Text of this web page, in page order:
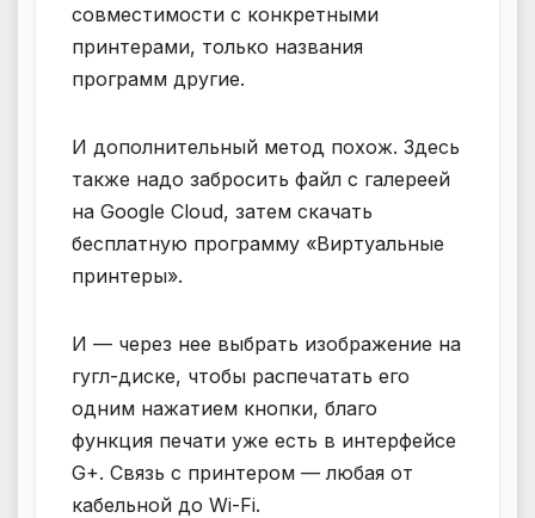
совместимости с конкретными
принтерами, только названия
программ другие.
И дополнительный метод похож. Здесь
также надо забросить файл с галереей
на Google Cloud, затем скачать
бесплатную программу «Виртуальные
принтеры».
И — через нее выбрать изображение на
гугл-диске, чтобы распечатать его
одним нажатием кнопки, благо
функция печати уже есть в интерфейсе
G+. Связь с принтером — любая от
кабельной до Wi-Fi.